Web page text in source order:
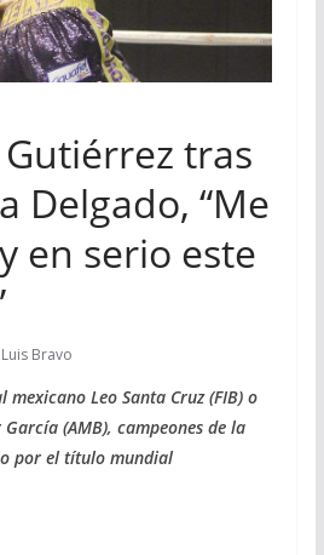
Gutiérrez tras
Delgado, “Me
en serio este
Luis Bravo
Leo Santa Cruz (FIB) o
(AMB), campeones de la
por el título mundial